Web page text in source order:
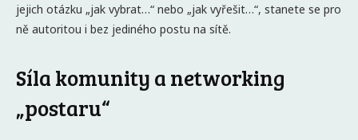
jejich otázku „jak vybrat…“ nebo „jak vyřešit…“, stanete se pro
ně autoritou i bez jediného postu na sítě.
Síla komunity a networking
„postaru“